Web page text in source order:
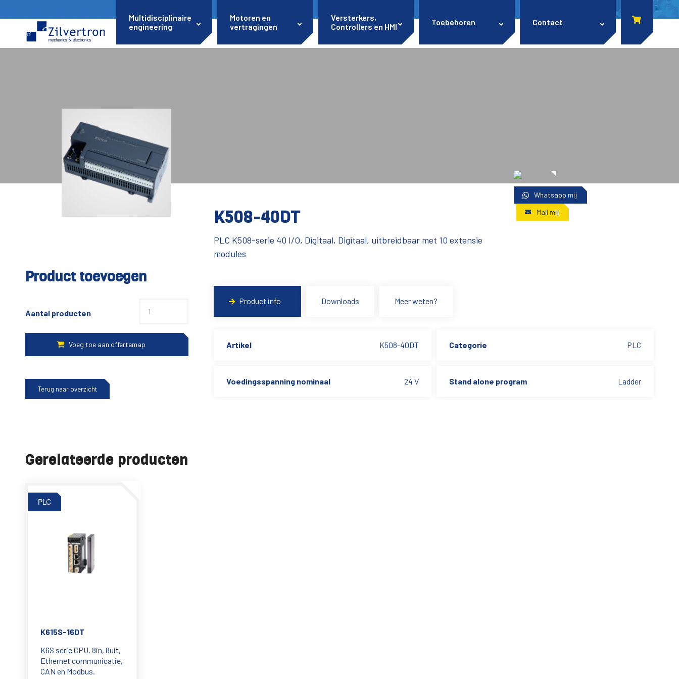
Multidisciplinaire
engineering
Motoren en
vertragingen
Versterkers,
Controllers en HMI
Toebehoren Contact
Whatsapp mij
Mail mij
Product toevoegen
Aantal producten
Terug naar overzicht
K508-40DT
PLC K508-serie 40 I/O, Digitaal, Digitaal, uitbreidbaar met 10 extensie
modules
Product info Downloads Meer weten?
Artikel K508-40DT Categorie PLC
Voedingsspanning nominaal 24 V Stand alone program Ladder
Gerelateerde producten
PLC
K615S-16DT
K6S serie CPU. 8in, 8uit,
Ethernet communicatie,
CAN en Modbus.